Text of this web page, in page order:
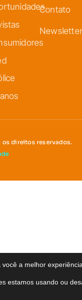
Contato
Newsletter
direitos reservados.
a melhor
estamos usando ou